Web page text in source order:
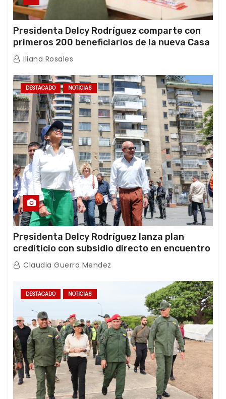
Presidenta Delcy Rodríguez comparte con
primeros 200 beneficiarios de la nueva Casa
de los Abuelos “La Primavera” en Caracas
Iliana Rosales
DESTACADO NOTICIAS
Presidenta Delcy Rodríguez lanza plan
crediticio con subsidio directo en encuentro
con Juntas de Condominio
Claudia Guerra Mendez
DESTACADO NOTICIAS